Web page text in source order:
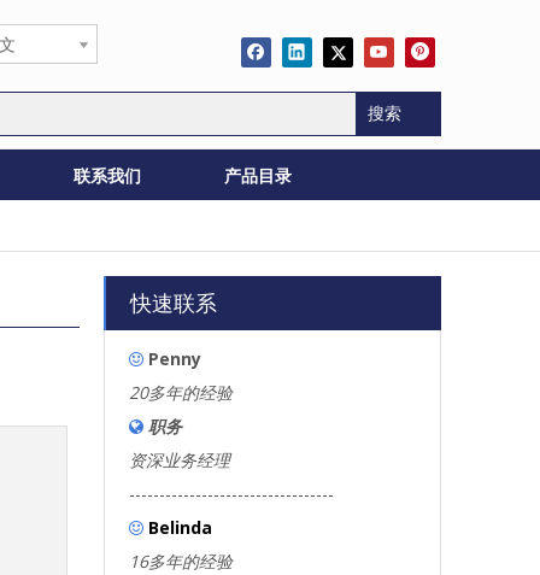
搜索
联系我们 产品目录
快速联系
 Penny
20多年的经验
 职务
资深业务经理
----------------------------------
 Belinda
16多年的经验